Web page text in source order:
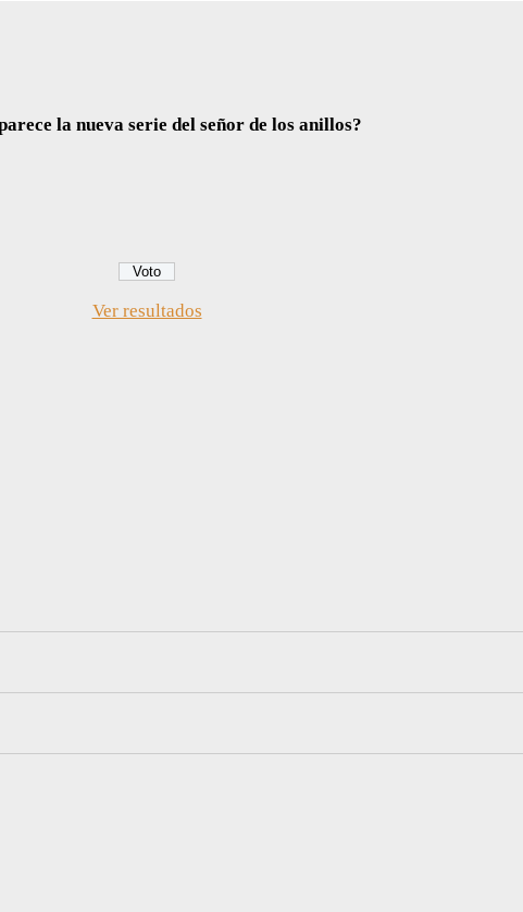
la nueva serie del señor de los anillos?
Ver resultados